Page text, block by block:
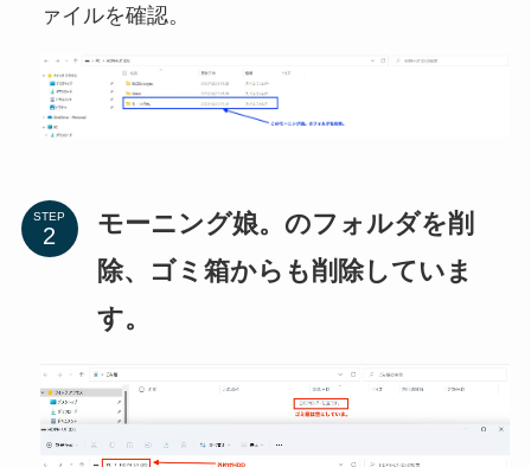
ァイルを確認。
STEP
モーニング娘。のフォルダを削
除、ゴミ箱からも削除していま
す。